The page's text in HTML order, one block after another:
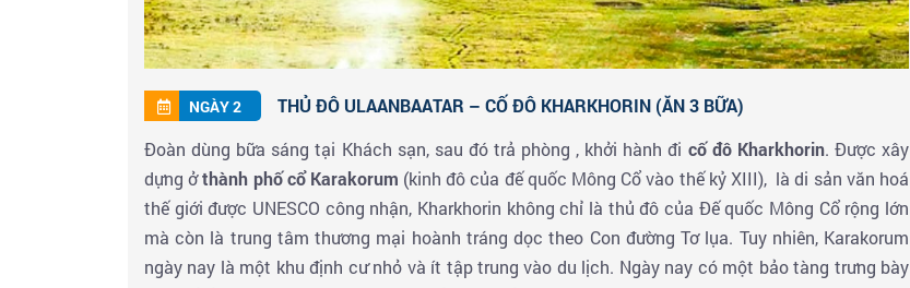
NGÀY 2
THỦ ĐÔ ULAANBAATAR – CỐ ĐÔ KHARKHORIN (ĂN 3 BỮA)
Đoàn dùng bữa sáng tại Khách sạn, sau đó trả phòng , khởi hành đi cố đô Kharkhorin. Được xây
dựng ởthành phố cổ Karakorum (kinh đô của đế quốc Mông Cổ vào thế kỷ XIII), là di sản văn hoá
thế giới được UNESCO công nhận, Kharkhorin không chỉ là thủ đô của Đế quốc Mông Cổ rộng lớn
mà còn là trung tâm thương mại hoành tráng dọc theo Con đường Tơ lụa. Tuy nhiên, Karakorum
ngày nay là một khu định cư nhỏ và ít tập trung vào du lịch. Ngày nay có một bảo tàng trưng bày